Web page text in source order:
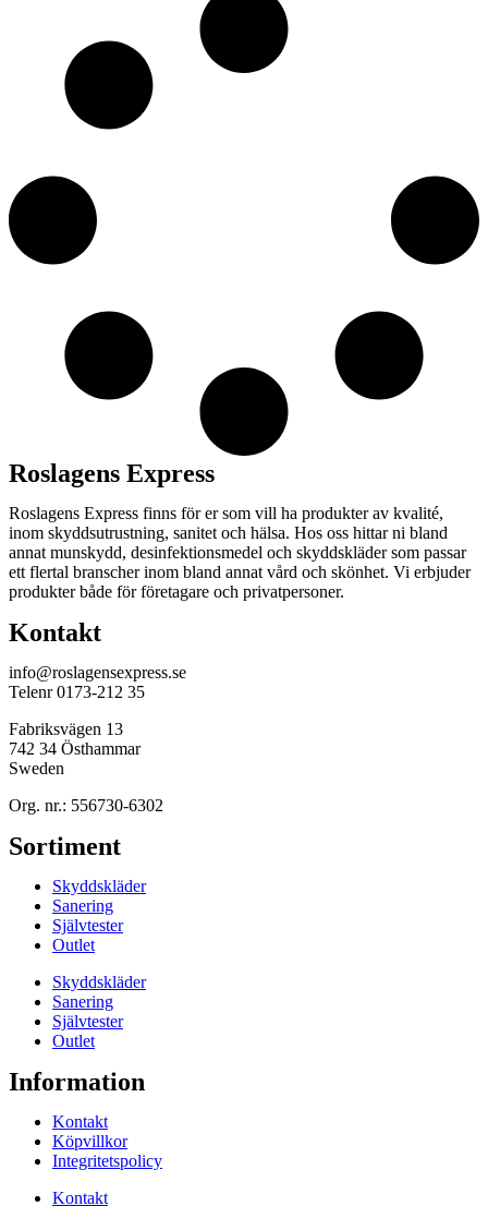
Roslagens Express
Roslagens Express finns för er som vill ha produkter av kvalité,
inom skyddsutrustning, sanitet och hälsa. Hos oss hittar ni bland
annat munskydd, desinfektionsmedel och skyddskläder som passar
ett flertal branscher inom bland annat vård och skönhet. Vi erbjuder
produkter både för företagare och privatpersoner.
Kontakt
info@roslagensexpress.se
Telenr 0173-212 35
Fabriksvägen 13
742 34 Östhammar
Sweden
Org. nr.: 556730-6302
Sortiment
Skyddskläder
Sanering
Självtester
Outlet
Skyddskläder
Sanering
Självtester
Outlet
Information
Kontakt
Köpvillkor
Integritetspolicy
Kontakt